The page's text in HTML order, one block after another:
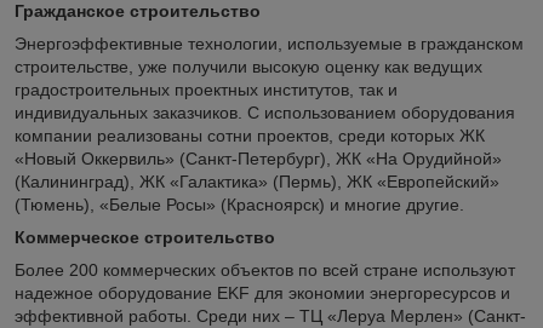
Гражданское строительство
Энергоэффективные технологии, используемые в гражданском
строительстве, уже получили высокую оценку как ведущих
градостроительных проектных институтов, так и
индивидуальных заказчиков. С использованием оборудования
компании реализованы сотни проектов, среди которых ЖК
«Новый Оккервиль» (Санкт-Петербург), ЖК «На Орудийной»
(Калининград), ЖК «Галактика» (Пермь), ЖК «Европейский»
(Тюмень), «Белые Росы» (Красноярск) и многие другие.
Коммерческое строительство
Более 200 коммерческих объектов по всей стране используют
надежное оборудование EKF для экономии энергоресурсов и
эффективной работы. Среди них – ТЦ «Леруа Мерлен» (Санкт-